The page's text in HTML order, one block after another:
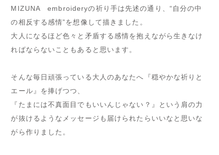
MIZUNA embroideryの祈り手は先述の通り、“自分の中
の相反する感情”を想像して描きました。
大人になるほど色々と矛盾する感情を抱えながら生きなけ
ればならないこともあると思います。
そんな毎日頑張っている大人のあなたへ『穏やかな祈りと
エール』を捧げつつ、
『たまには不真面目でもいいんじゃない？』という肩の力
が抜けるようなメッセージも届けられたらいいなと思いな
がら作りました。